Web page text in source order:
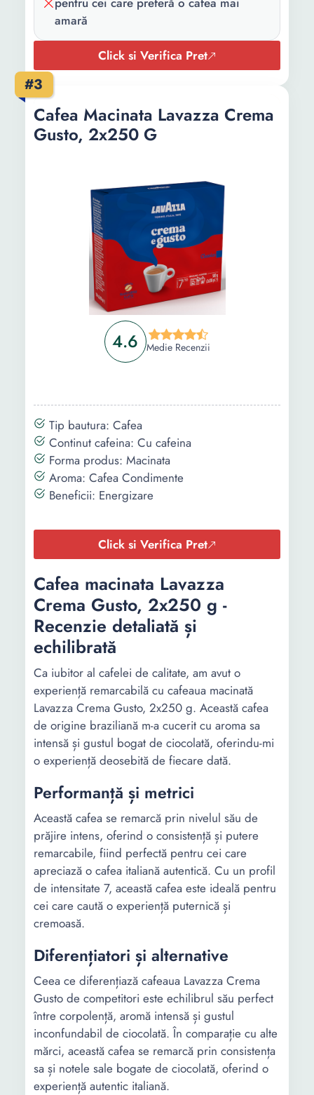
amară
Click si Verifica Pret
#3
4.6 Medie Recenzii
Cafea Macinata Lavazza Crema
Gusto, 2x250 G
Tip bautura: Cafea
Continut cafeina: Cu cafeina
Forma produs: Macinata
Aroma: Cafea Condimente
Beneficii: Energizare
Click si Verifica Pret
Cafea macinata Lavazza
Crema Gusto, 2x250 g -
Recenzie detaliată și
echilibrată
Ca iubitor al cafelei de calitate, am avut o
experiență remarcabilă cu cafeaua macinată
Lavazza Crema Gusto, 2x250 g. Această cafea
de origine braziliană m-a cucerit cu aroma sa
intensă și gustul bogat de ciocolată, oferindu-mi
o experiență deosebită de fiecare dată.
Performanță și metrici
Această cafea se remarcă prin nivelul său de
prăjire intens, oferind o consistență și putere
remarcabile, fiind perfectă pentru cei care
apreciază o cafea italiană autentică. Cu un profil
de intensitate 7, această cafea este ideală pentru
cei care caută o experiență puternică și
cremoasă.
Diferențiatori și alternative
Ceea ce diferențiază cafeaua Lavazza Crema
Gusto de competitori este echilibrul său perfect
între corpolență, aromă intensă și gustul
inconfundabil de ciocolată. În comparație cu alte
mărci, această cafea se remarcă prin consistența
sa și notele sale bogate de ciocolată, oferind o
experiență autentic italiană.